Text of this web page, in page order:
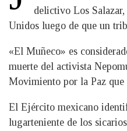
delictivo Los
Unidos luego de que un
«El Muñeco» es
muerte del activista
Movimiento por la Paz
El Ejército mexicano
lugarteniente de los